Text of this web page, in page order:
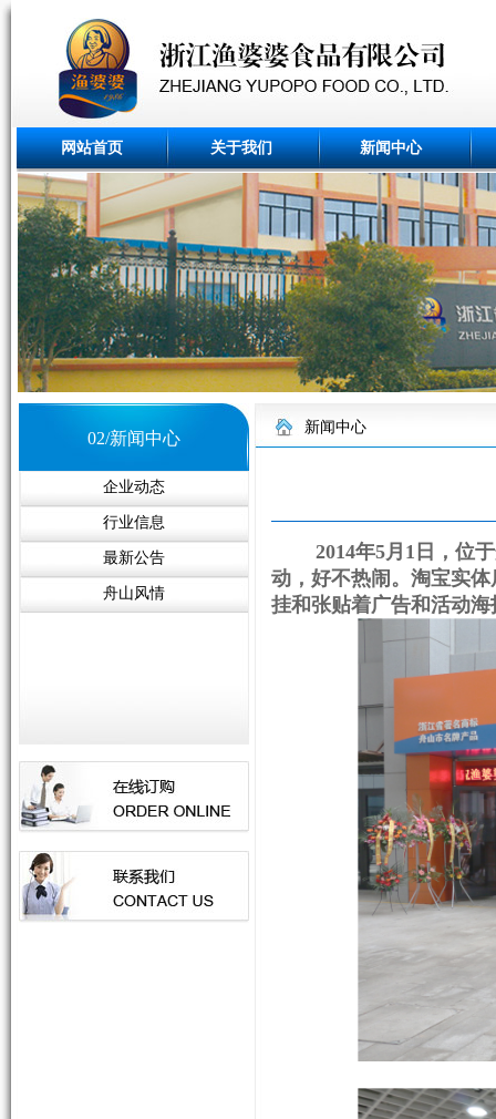
网站首页 关于我们 新闻中心
02/新闻中心
企业动态
行业信息
最新公告
舟山风情
新闻中心
2014年5月1日，位于
动，好不热闹。淘宝实
挂和张贴着广告和活动